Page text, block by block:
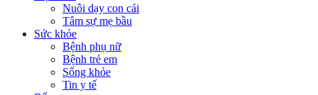
Nuôi dạy con cái
Tâm sự mẹ bầu
Sức khỏe
Bệnh phụ nữ
Bệnh trẻ em
Sống khỏe
Tin y tế